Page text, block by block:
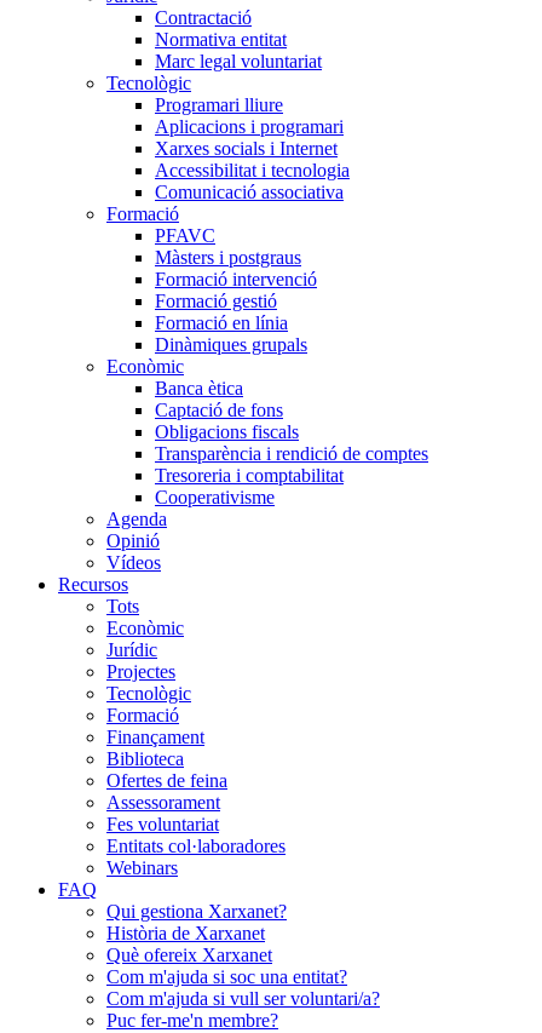
Contractació
Normativa entitat
Marc legal voluntariat
Tecnològic
Programari lliure
Aplicacions i programari
Xarxes socials i Internet
Accessibilitat i tecnologia
Comunicació associativa
Formació
PFAVC
Màsters i postgraus
Formació intervenció
Formació gestió
Formació en línia
Dinàmiques grupals
Econòmic
Banca ètica
Captació de fons
Obligacions fiscals
Transparència i rendició de comptes
Tresoreria i comptabilitat
Cooperativisme
Agenda
Opinió
Vídeos
Recursos
Tots
Econòmic
Jurídic
Projectes
Tecnològic
Formació
Finançament
Biblioteca
Ofertes de feina
Assessorament
Fes voluntariat
Entitats col·laboradores
Webinars
FAQ
Qui gestiona Xarxanet?
Història de Xarxanet
Què ofereix Xarxanet
Com m'ajuda si soc una entitat?
Com m'ajuda si vull ser voluntari/a?
Puc fer-me'n membre?